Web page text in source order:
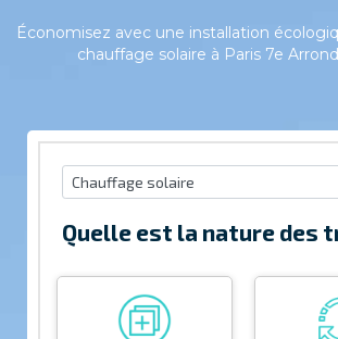
Économisez avec une installation
chauffage solaire à Paris 7e